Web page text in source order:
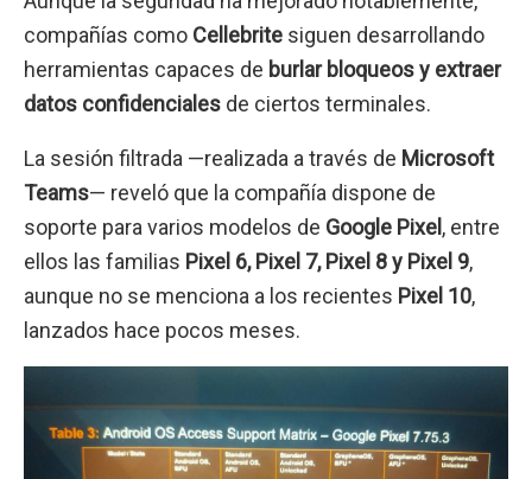
compañías como Cellebrite siguen desarrollando
herramientas capaces de burlar bloqueos y extraer
datos confidenciales de ciertos terminales.
La sesión filtrada —realizada a través de Microsoft
Teams— reveló que la compañía dispone de
soporte para varios modelos de Google Pixel, entre
ellos las familias Pixel 6, Pixel 7, Pixel 8 y Pixel 9,
aunque no se menciona a los recientes Pixel 10,
lanzados hace pocos meses.